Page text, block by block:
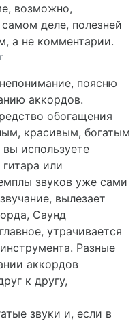
возможно,
деле, полезней
а не комментарии.
поясню
аккордов.
обогащения
красивым, богатым
используете
или
звуков уже сами
вылезает
Саунд
утрачивается
Разные
аккордов
к другу,
звуки и, если в